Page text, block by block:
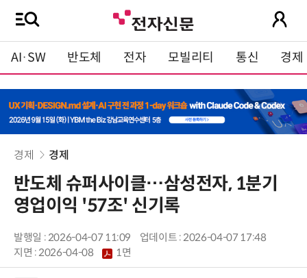
AI·SW 반도체 전자 모빌리티 통신 경제
경제 경제
반도체 슈퍼사이클…삼성전자, 1분기
영업이익 '57조' 신기록
발행일 : 2026-04-07 11:09
업데이트 : 2026-04-07 17:48
지면 :2026-04-08 1면